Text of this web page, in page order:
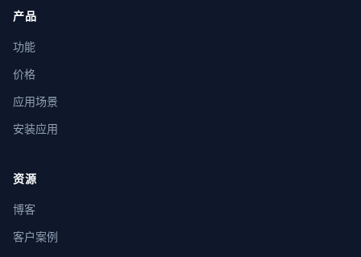
产品
功能
价格
应用场景
安装应用
资源
博客
客户案例